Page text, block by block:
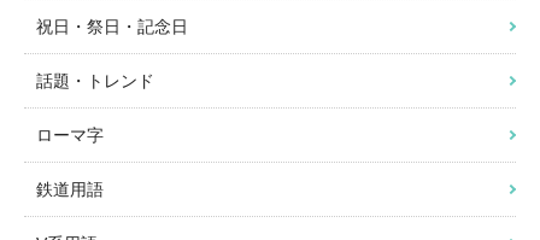
祝日・祭日・記念日
話題・トレンド
ローマ字
鉄道用語